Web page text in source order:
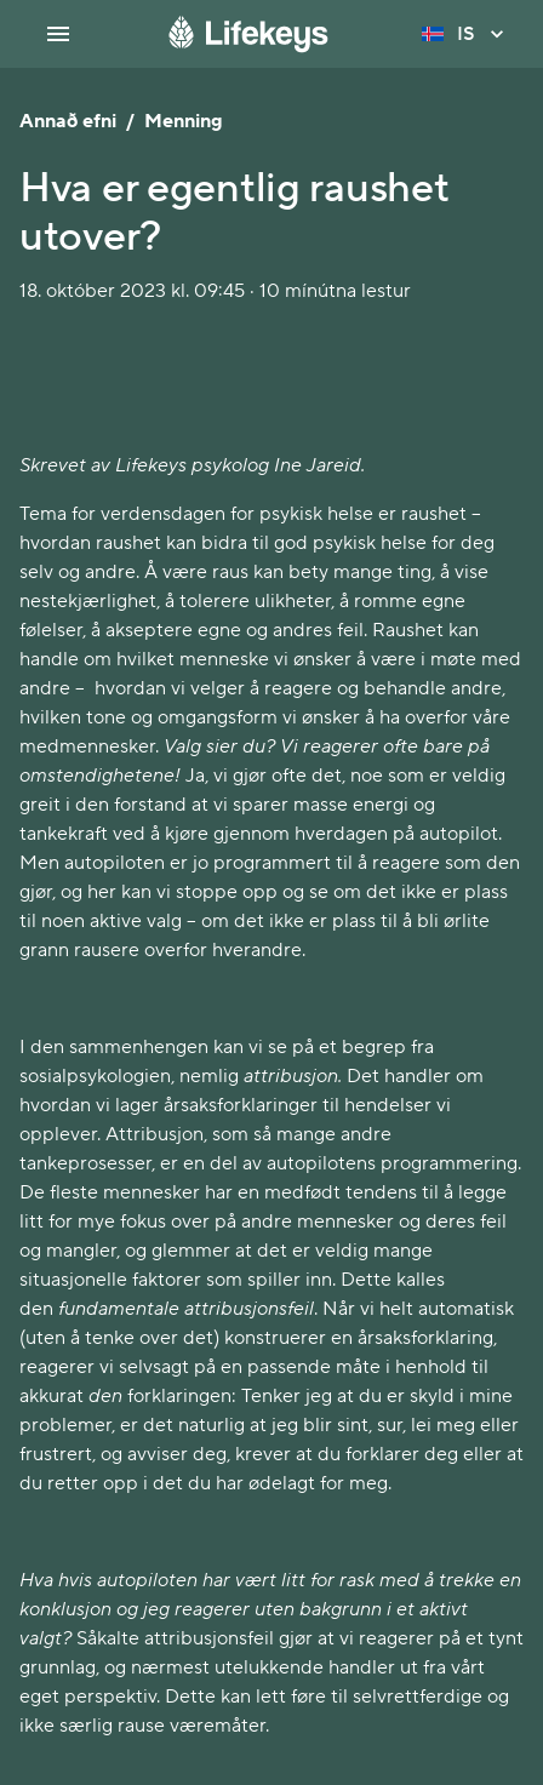
IS
Annað efni / Menning
Hva er egentlig raushet
utover?
18. október 2023 kl. 09:45 · 10 mínútna lestur
Skrevet av Lifekeys psykolog Ine Jareid.
Tema for verdensdagen for psykisk helse er raushet –
hvordan raushet kan bidra til god psykisk helse for deg
selv og andre. Å være raus kan bety mange ting, å vise
nestekjærlighet, å tolerere ulikheter, å romme egne
følelser, å akseptere egne og andres feil. Raushet kan
handle om hvilket menneske vi ønsker å være i møte med
andre – hvordan vi velger å reagere og behandle andre,
hvilken tone og omgangsform vi ønsker å ha overfor våre
medmennesker. Valg sier du? Vi reagerer ofte bare på
omstendighetene! Ja, vi gjør ofte det, noe som er veldig
greit i den forstand at vi sparer masse energi og
tankekraft ved å kjøre gjennom hverdagen på autopilot.
Men autopiloten er jo programmert til å reagere som den
gjør, og her kan vi stoppe opp og se om det ikke er plass
til noen aktive valg – om det ikke er plass til å bli ørlite
grann rausere overfor hverandre.
I den sammenhengen kan vi se på et begrep fra
sosialpsykologien, nemlig attribusjon. Det handler om
hvordan vi lager årsaksforklaringer til hendelser vi
opplever. Attribusjon, som så mange andre
tankeprosesser, er en del av autopilotens programmering.
De fleste mennesker har en medfødt tendens til å legge
litt for mye fokus over på andre mennesker og deres feil
og mangler, og glemmer at det er veldig mange
situasjonelle faktorer som spiller inn. Dette kalles
den fundamentale attribusjonsfeil. Når vi helt automatisk
(uten å tenke over det) konstruerer en årsaksforklaring,
reagerer vi selvsagt på en passende måte i henhold til
akkurat den forklaringen: Tenker jeg at du er skyld i mine
problemer, er det naturlig at jeg blir sint, sur, lei meg eller
frustrert, og avviser deg, krever at du forklarer deg eller at
du retter opp i det du har ødelagt for meg.
Hva hvis autopiloten har vært litt for rask med å trekke en
konklusjon og jeg reagerer uten bakgrunn i et aktivt
valgt? Såkalte attribusjonsfeil gjør at vi reagerer på et tynt
grunnlag, og nærmest utelukkende handler ut fra vårt
eget perspektiv. Dette kan lett føre til selvrettferdige og
ikke særlig rause væremåter.